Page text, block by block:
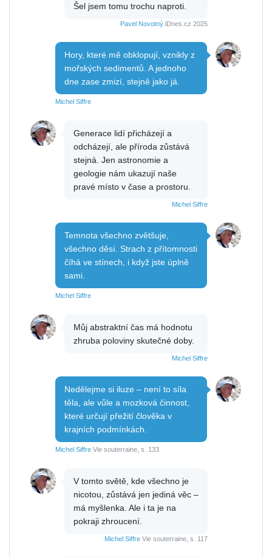
Šel jsem tomu trochu naproti.
Pavel Novotný iDnes.cz 2025
Hory, které mě obklopují, vznikly z
mořských sedimentů. A jednoho
dne zase zmizí, stejně jako já.
Michel Siffre
Generace lidí přicházejí a
odcházejí, ale příroda zůstává
stejná. Jen astronomie a
geologie nám ukazují naše
pravé místo v čase a prostoru.
Michel Siffre
Temnota všechno zvětšuje,
všechno děsí. Strach z přítomnosti
číhá ve stínech, i když jste úplně
sami.
Michel Siffre
Můj abstraktní čas má hodnotu
zhruba poloviny skutečné doby.
Michel Siffre
Nedělejme si iluze – není to síla
těla, ale vůle a mozková činnost,
které určují přežití člověka v
krajních podmínkách.
Michel Siffre Vie souterraine, s. 133
V tomto světě, kde všechno je
nicotou, zůstává jen jediná věc –
má myšlenka. Ale i ta je na
pokraji zhroucení.
Michel Siffre Vie souterraine, s. 117